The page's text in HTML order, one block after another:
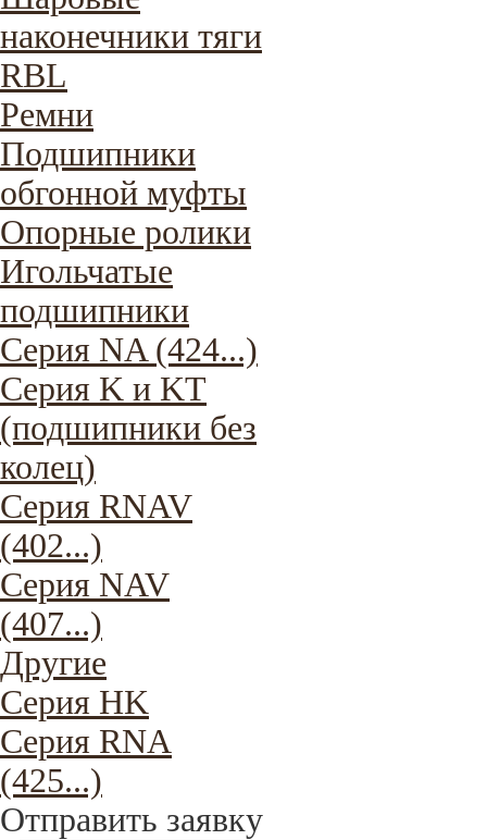
наконечники тяги
RBL
Ремни
Подшипники
обгонной муфты
Опорные ролики
Игольчатые
подшипники
Серия NA (424...)
Серия K и KT
(подшипники без
колец)
Серия RNAV
(402...)
Серия NAV
(407...)
Другие
Серия HK
Серия RNA
(425...)
Отправить заявку